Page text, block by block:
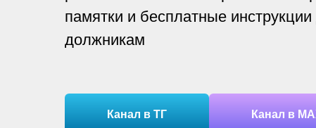
памятки и бесплатные
должникам
Канал в ТГ Канал в